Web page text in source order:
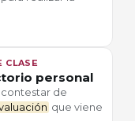
CLASE
personal
contestar de
que viene